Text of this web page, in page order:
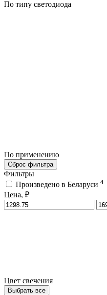
По типу светодиода
По применению
Сброс фильтра
Фильтры
Произведено в Беларуси 4
Цена, ₽
Цвет свечения
Выбрать все